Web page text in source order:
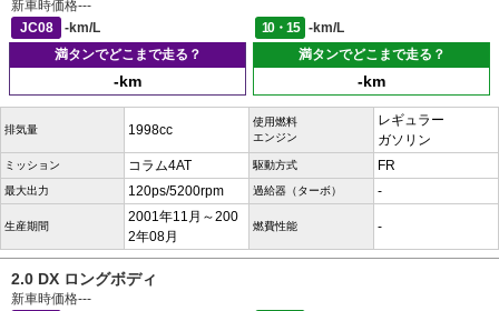
新車時価格---
JC08
-km/L 10・15
-km/L
満タンでどこまで走る？
-km
満タンでどこまで走る？
-km
排気量 1998cc
使用燃料
エンジン
レギュラー
ガソリン
ミッション コラム4AT 駆動方式 FR
最大出力 120ps/5200rpm 過給器（ターボ） -
生産期間
2001年11月～200
2年08月
燃費性能 -
2.0 DX ロングボディ
新車時価格---